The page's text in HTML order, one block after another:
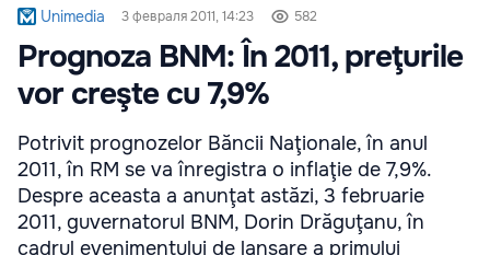
Unimedia 3 февраля 2011, 14:23 582
Prognoza BNM: În 2011, preţurile
vor creşte cu 7,9%
Potrivit prognozelor Băncii Naţionale, în anul
2011, în RM se va înregistra o inflaţie de 7,9%.
Despre aceasta a anunţat astăzi, 3 februarie
2011, guvernatorul BNM, Dorin Drăguţanu, în
cadrul evenimentului de lansare a primului